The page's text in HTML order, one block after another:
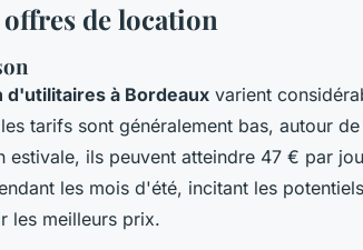
de location
d'utilitaires à Bordeaux varient
tarifs sont généralement bas, autour
estivale, ils peuvent atteindre 47 € par
les mois d'été, incitant les
les meilleurs prix.